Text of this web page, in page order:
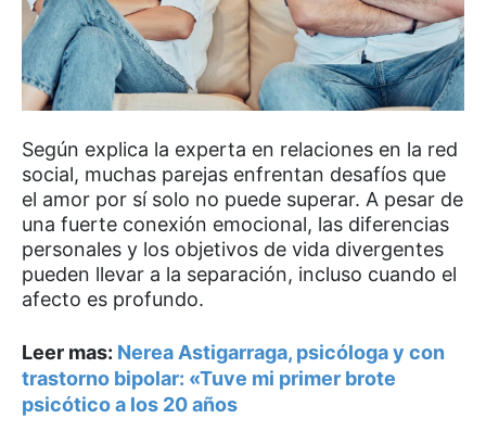
Según explica la experta en relaciones en la red
social, muchas parejas enfrentan desafíos que
el amor por sí solo no puede superar. A pesar de
una fuerte conexión emocional, las diferencias
personales y los objetivos de vida divergentes
pueden llevar a la separación, incluso cuando el
afecto es profundo.
Leer mas: Nerea Astigarraga, psicóloga y con
trastorno bipolar: «Tuve mi primer brote
psicótico a los 20 años